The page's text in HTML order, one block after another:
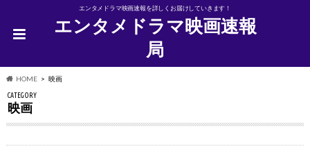
エンタメドラマ映画速報を詳しくお届けしていきます！
エンタメドラマ映画速報
局
HOME 映画
CATEGORY
映画